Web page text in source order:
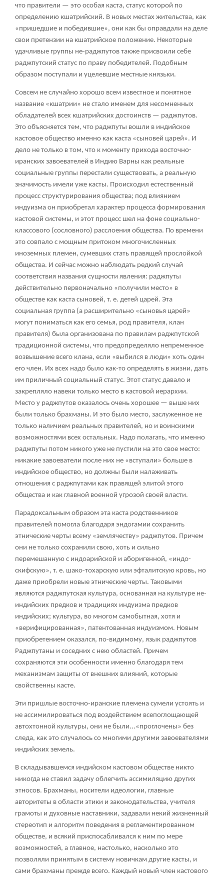
что правители — это особая каста, статус которой по
определению кшатрийский. В новых местах жительства, как
«пришедшие и победившие», они как бы оправдали на деле
свои претензии на кшатрийское положение. Некоторые
удачливые группы не-раджпутов также присвоили себе
раджпутский статус по праву победителей. Подобным
образом поступали и уцелевшие местные князьки.
Совсем не случайно хорошо всем известное и понятное
название «кшатрии» не стало именем для несомненных
обладателей всех кшатрийских достоинств — раджпутов.
Это объясняется тем, что раджпуты вошли в индийское
кастовое общество именно как каста «сыновей царей». И
дело не только в том, что к моменту прихода восточно-
иранских завоевателей в Индию Варны как реальные
социальные группы перестали существовать, а реальную
значимость имели уже касты. Происходил естественный
процесс структурирования общества; под влиянием
индуизма он приобретал характер процесса формирования
кастовой системы, и этот процесс шел на фоне социально-
классового (сословного) расслоения общества. По времени
это совпало с мощным притоком многочисленных
иноземных племен, сумевших стать правящей прослойкой
общества. И сейчас можно наблюдать редкий случай
соответствия названия сущности явления: раджпуты
действительно первоначально «получили место» в
обществе как каста сыновей, т. е. детей царей. Эта
социальная группа (а расширительно «сыновья царей»
могут пониматься как его семья, род правителя, клан
правителя) была организована по правилам раджпутской
традиционной системы, что предопределяло непременное
возвышение всего клана, если «выбился в люди» хоть один
его член. Их всех надо было как-то определять в жизни, дать
им приличный социальный статус. Этот статус давало и
закрепляло навеки только место в кастовой иерархии.
Место у раджпутов оказалось очень хорошее — выше них
были только брахманы. И это было место, заслуженное не
только наличием реальных правителей, но и воинскими
возможностями всех остальных. Надо полагать, что именно
раджпуты потом никого уже не пустили на это свое место:
никакие завоеватели после них не «вступали» больше в
индийское общество, но должны были налаживать
отношения с раджпутами как правящей элитой этого
общества и как главной военной угрозой своей власти.
Парадоксальным образом эта каста родственников
правителей помогла благодаря эндогамии сохранить
этнические черты всему «землячеству» раджпутов. Причем
они не только сохранили свою, хоть и сильно
перемешанную с индоарийской и аборигенной, «индо-
скифскую», т. е. шако-тохарскую или эфталитскую кровь, но
даже приобрели новые этнические черты. Таковыми
являются раджпутская культура, основанная на культуре не-
индийских предков и традициях индуизма предков
индийских; культура, во многом самобытная, хотя и
«верифицированная», патентованная индуизмом. Новым
приобретением оказался, по-видимому, язык раджпутов
Раджпутаны и соседних с нею областей. Причем
сохраняются эти особенности именно благодаря тем
механизмам защиты от внешних влияний, которые
свойственны касте.
Эти пришлые восточно-иранские племена сумели устоять и
не ассимилироваться под воздействием всепоглощающей
автохтонной культуры, они не были...«проглочены» без
следа, как это случалось со многими другими завоевателями
индийских земель.
В складывавшемся индийском кастовом обществе никто
никогда не ставил задачу облегчить ассимиляцию других
этносов. Брахманы, носители идеологии, главные
авторитеты в области этики и законодательства, учителя
грамоты и духовные наставники, задавали некий жизненный
стереотип и алгоритм поведения в регламентированном
обществе, и всякий приспосабливался к ним по мере
возможностей, а главное, настолько, насколько это
позволяли принятым в систему новичкам другие касты, и
сами брахманы прежде всего. Каждый новый член кастового